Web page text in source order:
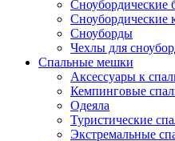
Сноубордические
Сноубордические
Сноуборды
Чехлы для
Спальные мешки
Аксессуары к
Кемпинговые
Одеяла
Туристические
Экстремальные